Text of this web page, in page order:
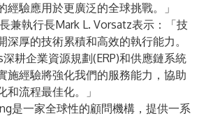
經驗應用於更廣泛的全球挑戰。」
兼執行長Mark L. Vorsatz表示：「技
深厚的技術累積和高效的執行能力。
耕企業資源規劃(ERP)和供應鏈系統
施經驗將強化我們的服務能力，協助
和流程最佳化。」
是一家全球性的顧問機構，提供一系